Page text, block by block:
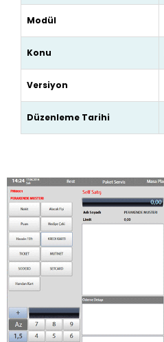
Modül
Konu
Versiyon
Düzenleme Tarihi